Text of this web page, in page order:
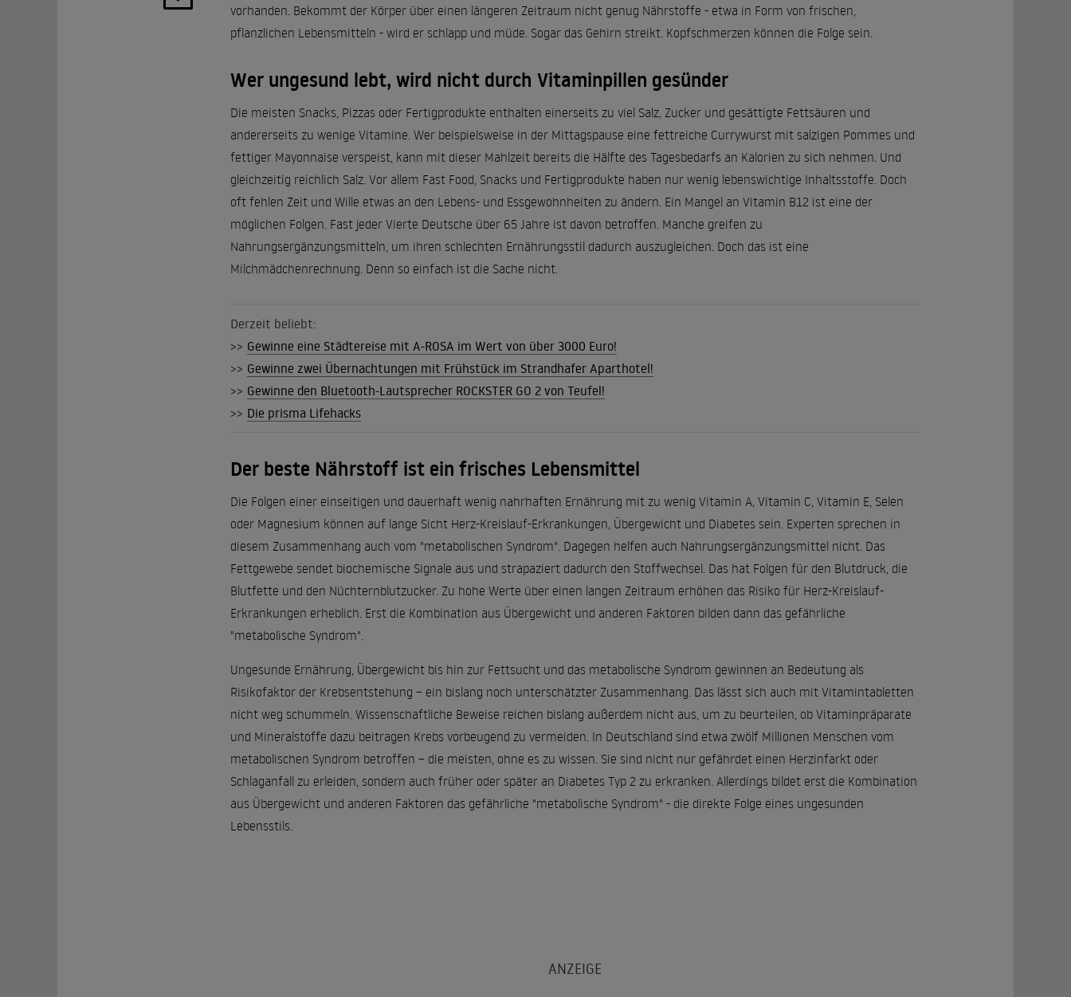
vorhanden. Bekommt der Körper über einen längeren Zeitraum nicht genug Nährstoffe - etwa in Form von frischen,
pflanzlichen Lebensmitteln - wird er schlapp und müde. Sogar das Gehirn streikt. Kopfschmerzen können die Folge sein.
Wer ungesund lebt, wird nicht durch Vitaminpillen gesünder
Die meisten Snacks, Pizzas oder Fertigprodukte enthalten einerseits zu viel Salz, Zucker und gesättigte Fettsäuren und
andererseits zu wenige Vitamine. Wer beispielsweise in der Mittagspause eine fettreiche Currywurst mit salzigen Pommes und
fettiger Mayonnaise verspeist, kann mit dieser Mahlzeit bereits die Hälfte des Tagesbedarfs an Kalorien zu sich nehmen. Und
gleichzeitig reichlich Salz. Vor allem Fast Food, Snacks und Fertigprodukte haben nur wenig lebenswichtige Inhaltsstoffe. Doch
oft fehlen Zeit und Wille etwas an den Lebens- und Essgewohnheiten zu ändern. Ein Mangel an Vitamin B12 ist eine der
möglichen Folgen. Fast jeder Vierte Deutsche über 65 Jahre ist davon betroffen. Manche greifen zu
Nahrungsergänzungsmitteln, um ihren schlechten Ernährungsstil dadurch auszugleichen. Doch das ist eine
Milchmädchenrechnung. Denn so einfach ist die Sache nicht.
Derzeit beliebt:
>> Gewinne eine Städtereise mit A-ROSA im Wert von über 3000 Euro!
>> Gewinne zwei Übernachtungen mit Frühstück im Strandhafer Aparthotel!
>> Gewinne den Bluetooth-Lautsprecher ROCKSTER GO 2 von Teufel!
>> Die prisma Lifehacks
Der beste Nährstoff ist ein frisches Lebensmittel
Die Folgen einer einseitigen und dauerhaft wenig nahrhaften Ernährung mit zu wenig Vitamin A, Vitamin C, Vitamin E, Selen
oder Magnesium können auf lange Sicht Herz-Kreislauf-Erkrankungen, Übergewicht und Diabetes sein. Experten sprechen in
diesem Zusammenhang auch vom "metabolischen Syndrom". Dagegen helfen auch Nahrungsergänzungsmittel nicht. Das
Fettgewebe sendet biochemische Signale aus und strapaziert dadurch den Stoffwechsel. Das hat Folgen für den Blutdruck, die
Blutfette und den Nüchternblutzucker. Zu hohe Werte über einen langen Zeitraum erhöhen das Risiko für Herz-Kreislauf-
Erkrankungen erheblich. Erst die Kombination aus Übergewicht und anderen Faktoren bilden dann das gefährliche
"metabolische Syndrom".
Ungesunde Ernährung, Übergewicht bis hin zur Fettsucht und das metabolische Syndrom gewinnen an Bedeutung als
Risikofaktor der Krebsentstehung – ein bislang noch unterschätzter Zusammenhang. Das lässt sich auch mit Vitamintabletten
nicht weg schummeln. Wissenschaftliche Beweise reichen bislang außerdem nicht aus, um zu beurteilen, ob Vitaminpräparate
und Mineralstoffe dazu beitragen Krebs vorbeugend zu vermeiden. In Deutschland sind etwa zwölf Millionen Menschen vom
metabolischen Syndrom betroffen – die meisten, ohne es zu wissen. Sie sind nicht nur gefährdet einen Herzinfarkt oder
Schlaganfall zu erleiden, sondern auch früher oder später an Diabetes Typ 2 zu erkranken. Allerdings bildet erst die Kombination
aus Übergewicht und anderen Faktoren das gefährliche "metabolische Syndrom" - die direkte Folge eines ungesunden
Lebensstils.